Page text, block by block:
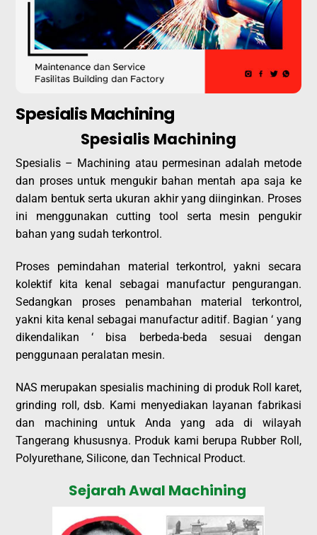
Spesialis Machining
Spesialis Machining
Spesialis – Machining atau permesinan adalah metode
dan proses untuk mengukir bahan mentah apa saja ke
dalam bentuk serta ukuran akhir yang diinginkan. Proses
ini menggunakan cutting tool serta mesin pengukir
bahan yang sudah terkontrol.
Proses pemindahan material terkontrol, yakni secara
kolektif kita kenal sebagai manufactur pengurangan.
Sedangkan proses penambahan material terkontrol,
yakni kita kenal sebagai manufactur aditif. Bagian ‘ yang
dikendalikan ‘ bisa berbeda-beda sesuai dengan
penggunaan peralatan mesin.
NAS merupakan spesialis machining di produk Roll karet,
grinding roll, dsb. Kami menyediakan layanan fabrikasi
dan machining untuk Anda yang ada di wilayah
Tangerang khususnya. Produk kami berupa Rubber Roll,
Polyurethane, Silicone, dan Technical Product.
Sejarah Awal Machining